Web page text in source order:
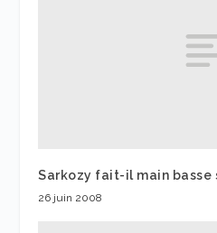
Sarkozy fait-il main basse
26 juin 2008